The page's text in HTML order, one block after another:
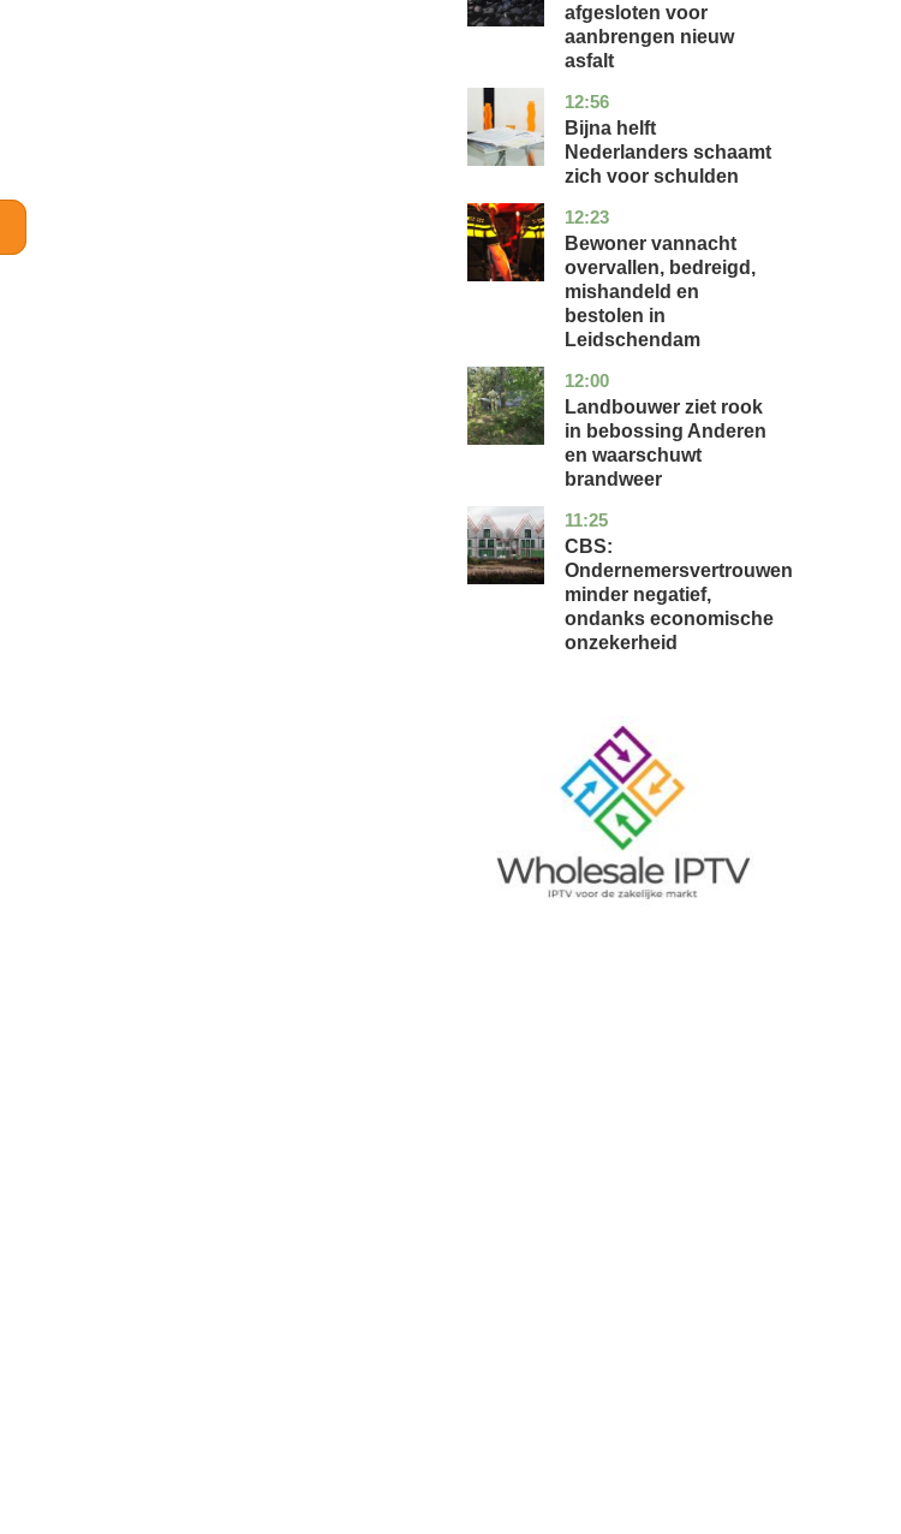
afgesloten voor
aanbrengen nieuw
asfalt
12:56
noord-
holland
economie
Bijna helft
Nederlanders schaamt
zich voor schulden
12:23
zuid-
holland
nieuws
Bewoner vannacht
overvallen, bedreigd,
mishandeld en
bestolen in
Leidschendam
12:00
drenthe
nieuws
Landbouwer ziet rook
in bebossing Anderen
en waarschuwt
brandweer
11:25
zuid-
holland
economie
CBS:
Ondernemersvertrouwen
minder negatief,
ondanks economische
onzekerheid